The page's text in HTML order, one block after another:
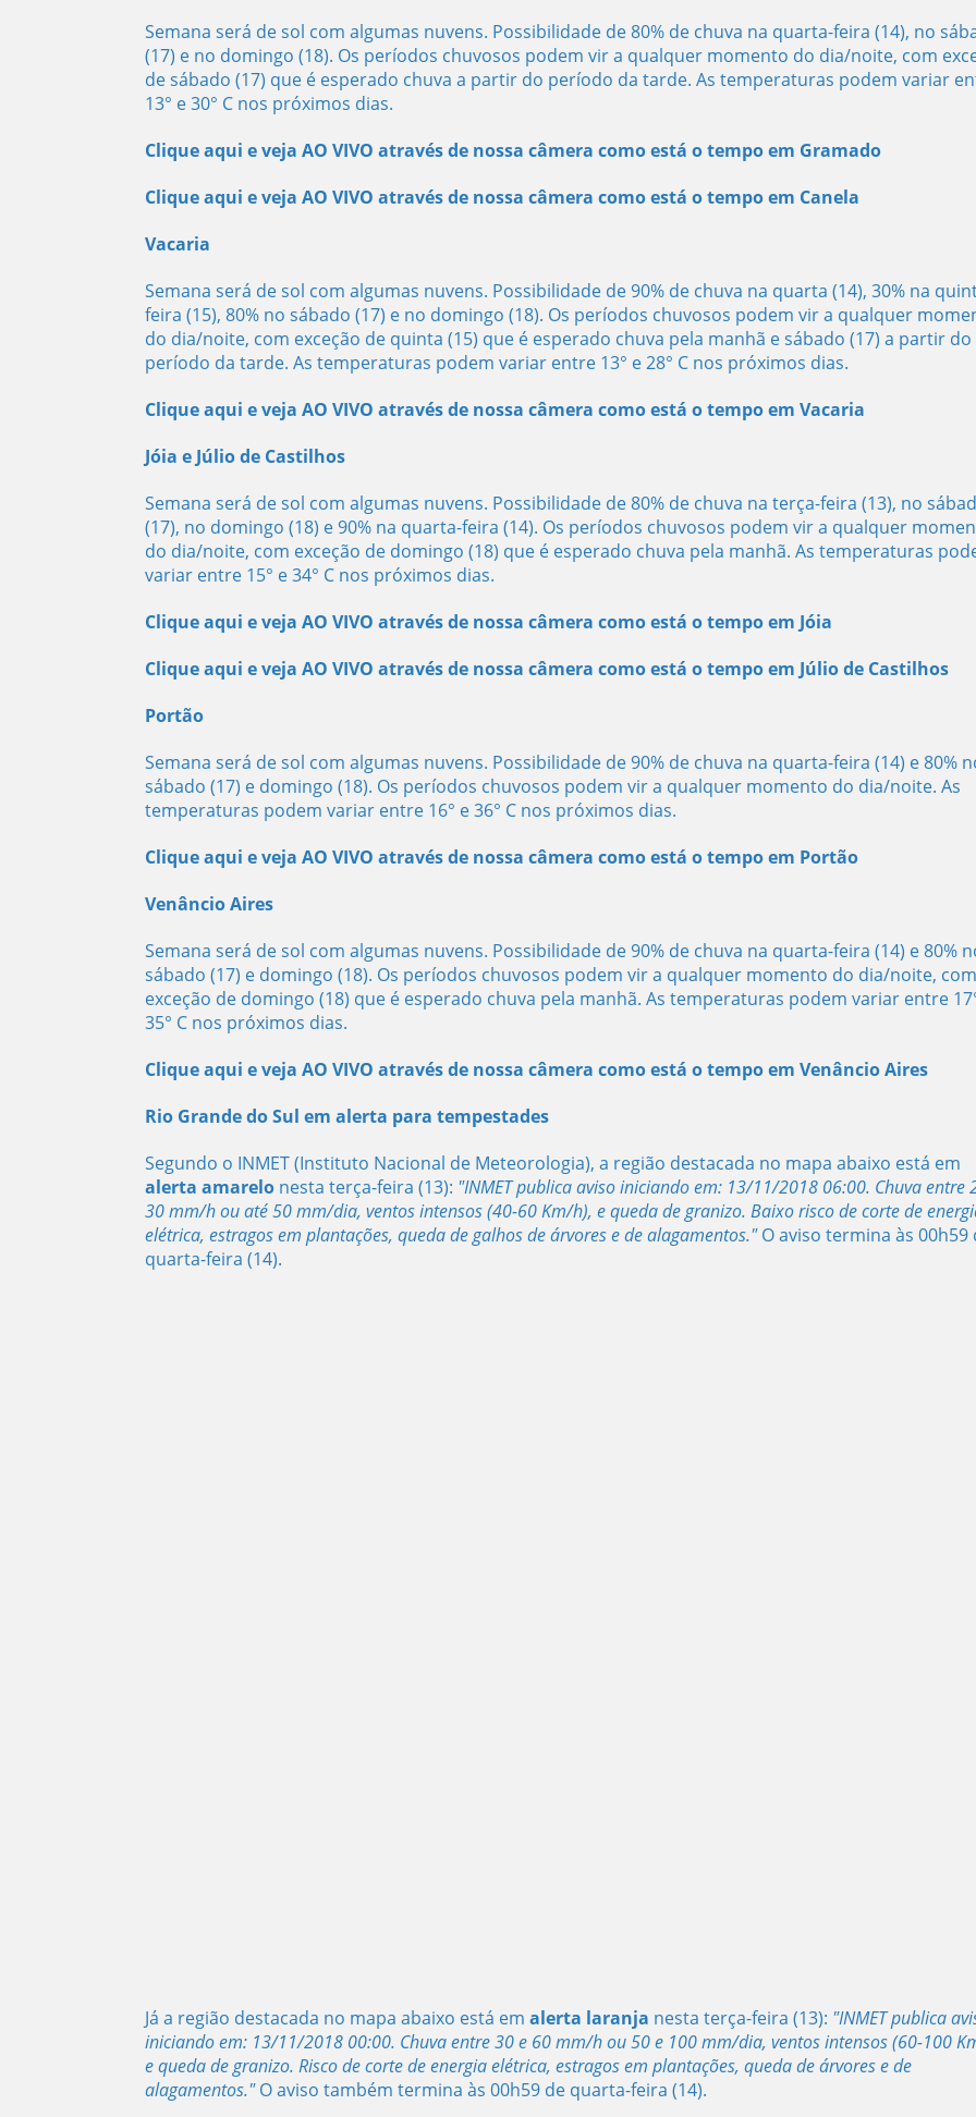
Semana será de sol com algumas nuvens. Possibilidade de 80% de chuva na quarta-feira (14), no
(17) e no domingo (18). Os períodos chuvosos podem vir a qualquer momento do dia/noite, com
de sábado (17) que é esperado chuva a partir do período da tarde. As temperaturas podem variar
13° e 30° C nos próximos dias.
Clique aqui e veja AO VIVO através de nossa câmera como está o tempo em Gramado
Clique aqui e veja AO VIVO através de nossa câmera como está o tempo em Canela
Vacaria
Semana será de sol com algumas nuvens. Possibilidade de 90% de chuva na quarta (14), 30% na
feira (15), 80% no sábado (17) e no domingo (18). Os períodos chuvosos podem vir a qualquer
do dia/noite, com exceção de quinta (15) que é esperado chuva pela manhã e sábado (17) a partir do
período da tarde. As temperaturas podem variar entre 13° e 28° C nos próximos dias.
Clique aqui e veja AO VIVO através de nossa câmera como está o tempo em Vacaria
Jóia e Júlio de Castilhos
Semana será de sol com algumas nuvens. Possibilidade de 80% de chuva na terça-feira (13), no
(17), no domingo (18) e 90% na quarta-feira (14). Os períodos chuvosos podem vir a qualquer
do dia/noite, com exceção de domingo (18) que é esperado chuva pela manhã. As temperaturas
variar entre 15° e 34° C nos próximos dias.
Clique aqui e veja AO VIVO através de nossa câmera como está o tempo em Jóia
Clique aqui e veja AO VIVO através de nossa câmera como está o tempo em Júlio de Castilhos
Portão
Semana será de sol com algumas nuvens. Possibilidade de 90% de chuva na quarta-feira (14) e 80%
sábado (17) e domingo (18). Os períodos chuvosos podem vir a qualquer momento do dia/noite. As
temperaturas podem variar entre 16° e 36° C nos próximos dias.
Clique aqui e veja AO VIVO através de nossa câmera como está o tempo em Portão
Venâncio Aires
Semana será de sol com algumas nuvens. Possibilidade de 90% de chuva na quarta-feira (14) e 80%
sábado (17) e domingo (18). Os períodos chuvosos podem vir a qualquer momento do dia/noite, com
exceção de domingo (18) que é esperado chuva pela manhã. As temperaturas podem variar entre
35° C nos próximos dias.
Clique aqui e veja AO VIVO através de nossa câmera como está o tempo em Venâncio Aires
Rio Grande do Sul em alerta para tempestades
Segundo o INMET (Instituto Nacional de Meteorologia), a região destacada no mapa abaixo está em
alerta amarelo nesta terça-feira (13): "INMET publica aviso iniciando em: 13/11/2018 06:00. Chuva entre
30 mm/h ou até 50 mm/dia, ventos intensos (40-60 Km/h), e queda de granizo. Baixo risco de corte de
elétrica, estragos em plantações, queda de galhos de árvores e de alagamentos."O aviso termina às 00h59
quarta-feira (14).
Já a região destacada no mapa abaixo está em alerta laranja nesta terça-feira (13): "INMET publica
iniciando em: 13/11/2018 00:00. Chuva entre 30 e 60 mm/h ou 50 e 100 mm/dia, ventos intensos (60-100
e queda de granizo. Risco de corte de energia elétrica, estragos em plantações, queda de árvores e de
alagamentos."O aviso também termina às 00h59 de quarta-feira (14).